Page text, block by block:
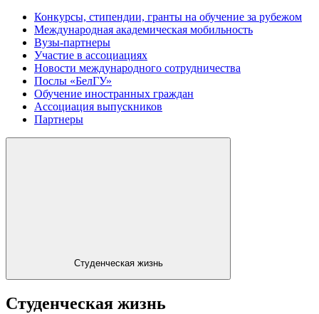
Конкурсы, стипендии, гранты на обучение за рубежом
Международная академическая мобильность
Вузы-партнеры
Участие в ассоциациях
Новости международного сотрудничества
Послы «БелГУ»
Обучение иностранных граждан
Ассоциация выпускников
Партнеры
Студенческая жизнь
Студенческая жизнь